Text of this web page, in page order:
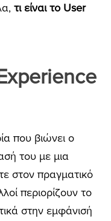
τι είναι το User
που βιώνει ο
του με μια
στον πραγματικό
περιορίζουν το
στην εμφάνισή